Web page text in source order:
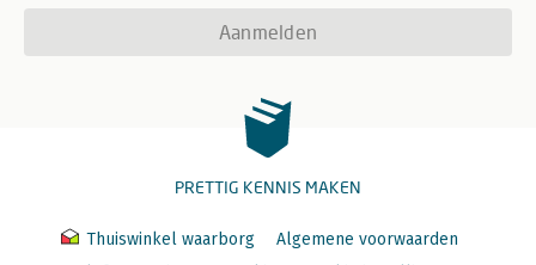
Aanmelden
PRETTIG KENNIS MAKEN
Thuiswinkel waarborg
Algemene voorwaarden